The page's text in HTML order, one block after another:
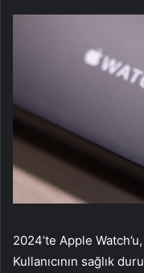
2024’te Apple Watch’u,
Kullanıcının sağlık